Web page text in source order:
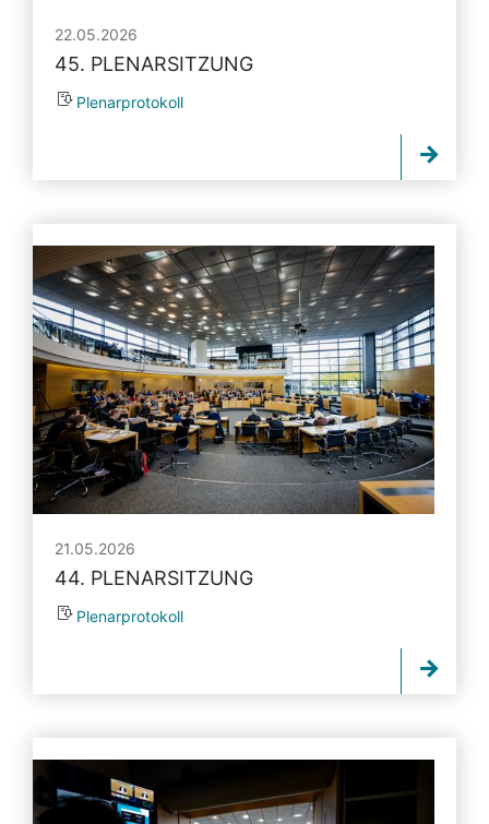
22.05.2026
45. PLENARSITZUNG
Plenarprotokoll
21.05.2026
44. PLENARSITZUNG
Plenarprotokoll